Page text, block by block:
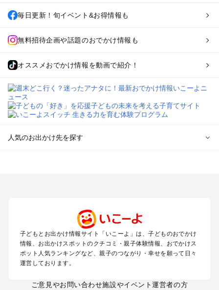
毎日更新！旬イベント&お得情報も
無料招待企画や話題のおでかけ情報も
オススメおでかけ情報を動画で紹介！
人気のお出かけ先を探す
関西のプールおでかけ
中国･四国のプールおでかけ
九州･沖縄のプールおでかけ
定番お出かけスポット
子どもとお出かけ情報サイト「いこーよ」は、子どものおでかけ
情報、お出かけスポットのクチコミ・親子体験情報、おでかけス
ポット人気ランキングなど、親子のつながり・幸せを願って日々
運営しております。
ご意見やお問い合わせ施設やイベント運営者の方